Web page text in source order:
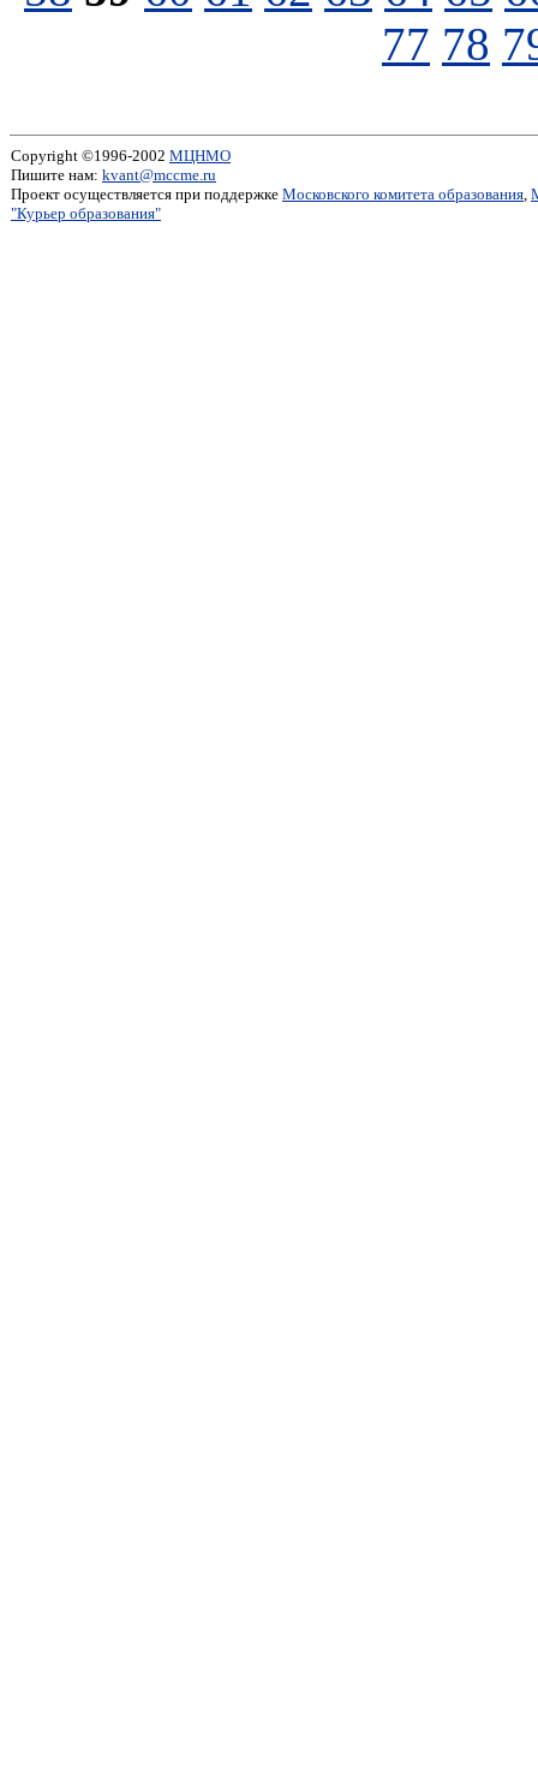
77 78
Copyright ©1996-2002 МЦНМО
Пишите нам: kvant@mccme.ru
Проект осуществляется при поддержке Московского комитета образования,
"Курьер образования"